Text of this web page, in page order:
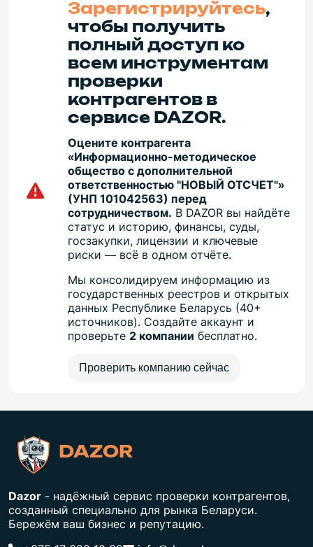
Зарегистрируйтесь,
чтобы получить
полный доступ ко
всем инструментам
проверки
контрагентов в
сервисе DAZOR.
Оцените контрагента
«Информационно-методическое
общество с дополнительной
ответственностью "НОВЫЙ ОТСЧЕТ"»
(УНП 101042563) перед
сотрудничеством. В DAZOR вы найдёте
статус и историю, финансы, суды,
госзакупки, лицензии и ключевые
риски — всё в одном отчёте.
Мы консолидируем информацию из
государственных реестров и открытых
данных Республике Беларусь (40+
источников). Создайте аккаунт и
проверьте2 компании бесплатно.
Проверить компанию сейчас
DAZOR
Dazor - надёжный сервис проверки контрагентов,
созданный специально для рынка Беларуси.
Бережём ваш бизнес и репутацию.